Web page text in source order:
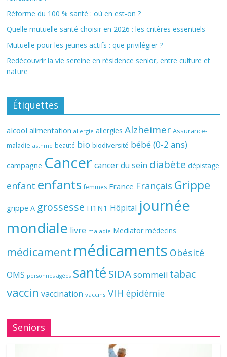
Réforme du 100 % santé : où en est-on ?
Quelle mutuelle santé choisir en 2026 : les critères essentiels
Mutuelle pour les jeunes actifs : que privilégier ?
Redécouvrir la vie sereine en résidence senior, entre culture et
nature
Étiquettes
alcool alimentation allergie allergies Alzheimer Assurance-
maladie asthme beauté bio biodiversité bébé (0-2 ans)
campagne Cancer cancer du sein diabète dépistage
enfant enfants femmes France Français Grippe
grippe A grossesse H1N1 Hôpital journée
mondiale livre maladie Mediator médecins
médicament médicaments Obésité
OMS personnes âgées santé SIDAsommeil tabac
vaccin vaccination vaccins VIH épidémie
Seniors